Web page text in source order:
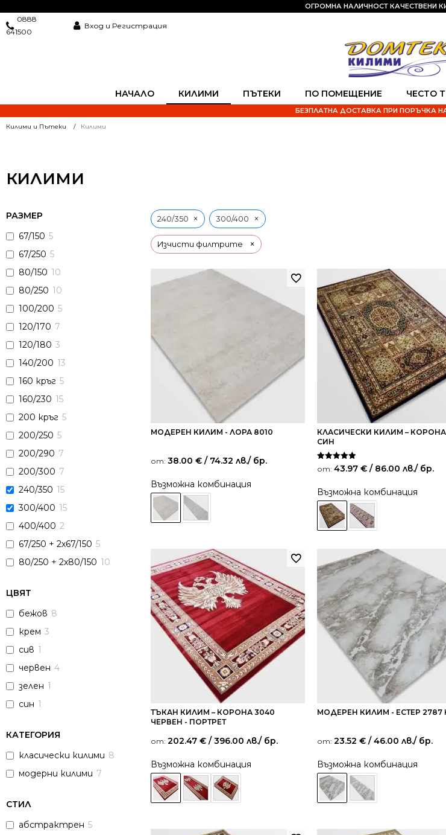
НАЧАЛО КИЛИМИ ПЪТЕКИ ПО ПОМЕЩЕНИЕ ЧЕСТО
0888
641500
Вход и Регистрация
ОГРОМНА НАЛИЧНОСТ КАЧЕСТВЕНИ
БЕЗПЛАТНА ДОСТАВКА ПРИ ПОРЪЧКА
Килими и Пътеки Килими
КИЛИМИ
РАЗМЕР
67/150 5
67/250 5
80/150 10
80/250 10
100/200 5
120/170 7
120/180 3
140/200 13
160 кръг 5
160/230 15
200 кръг 5
200/250 5
200/290 7
200/300 7
240/350 15
300/400 15
400/400 2
67/250 + 2х67/150 5
80/250 + 2х80/150 10
ЦВЯТ
бежов 8
крем 3
сив 1
червен 4
зелен 1
син 1
КАТЕГОРИЯ
класически килими 8
модерни килими 7
СТИЛ
абстрактрен 5
Изчисти филтрите ×
240/350 × 300/400 ×
МОДЕРЕН КИЛИМ - ЛОРА 8010
от: 38.00 € / 74.32 лв./ бр.
Възможна комбинация
КЛАСИЧЕСКИ КИЛИМ – КОРОНА
СИН
Оценено на
5.00
от: 43.97 € / 86.00 лв./ бр.
Възможна комбинация
ТЪКАН КИЛИМ – КОРОНА 3040
ЧЕРВЕН - ПОРТРЕТ
от: 202.47 € / 396.00 лв./ бр.
Възможна комбинация
МОДЕРЕН КИЛИМ - ЕСТЕР 2787
от: 23.52 € / 46.00 лв./ бр.
Възможна комбинация